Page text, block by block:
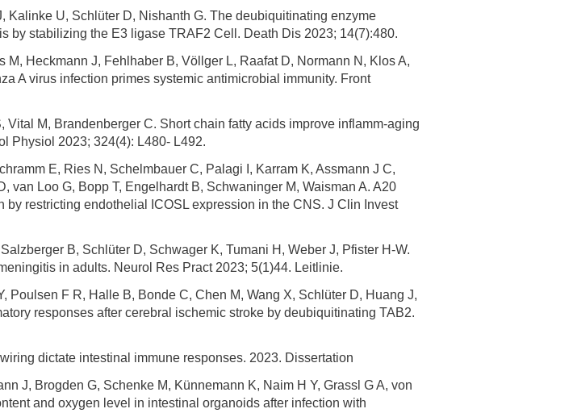
Kalinke U, Schlüter D, Nishanth G. The deubiquitinating enzyme
by stabilizing the E3 ligase TRAF2 Cell. Death Dis 2023; 14(7):480.
Heckmann J, Fehlhaber B, Völlger L, Raafat D, Normann N, Klos A,
A virus infection primes systemic antimicrobial immunity. Front
M, Brandenberger C. Short chain fatty acids improve inflamm-aging
Physiol 2023; 324(4): L480- L492.
E, Ries N, Schelmbauer C, Palagi I, Karram K, Assmann J C,
van Loo G, Bopp T, Engelhardt B, Schwaninger M, Waisman A. A20
restricting endothelial ICOSL expression in the CNS. J Clin Invest
B, Schlüter D, Schwager K, Tumani H, Weber J, Pfister H-W.
in adults. Neurol Res Pract 2023; 5(1)44. Leitlinie.
Poulsen F R, Halle B, Bonde C, Chen M, Wang X, Schlüter D, Huang J,
responses after cerebral ischemic stroke by deubiquitinating TAB2.
dictate intestinal immune responses. 2023. Dissertation
J, Brogden G, Schenke M, Künnemann K, Naim H Y, Grassl G A, von
and oxygen level in intestinal organoids after infection with